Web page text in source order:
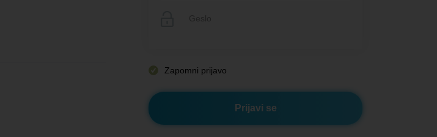
Zapomni prijavo